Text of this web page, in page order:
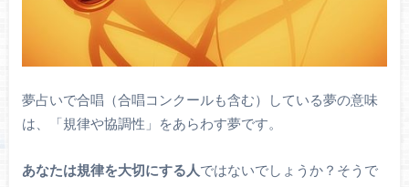
夢占いで合唱（合唱コンクールも含む）している夢の意味
は、「規律や協調性」をあらわす夢です。
あなたは規律を大切にする人ではないでしょうか？そうで